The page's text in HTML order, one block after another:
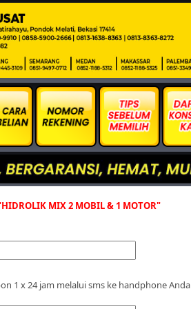
MIX 2 MOBIL & 1 MOTOR"
1 x 24 jam melalui sms ke handphone Anda